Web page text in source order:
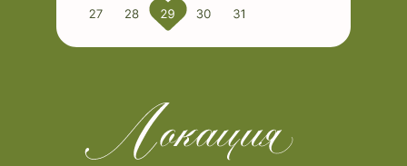
Банкет
17:00
16:30
Фуршет